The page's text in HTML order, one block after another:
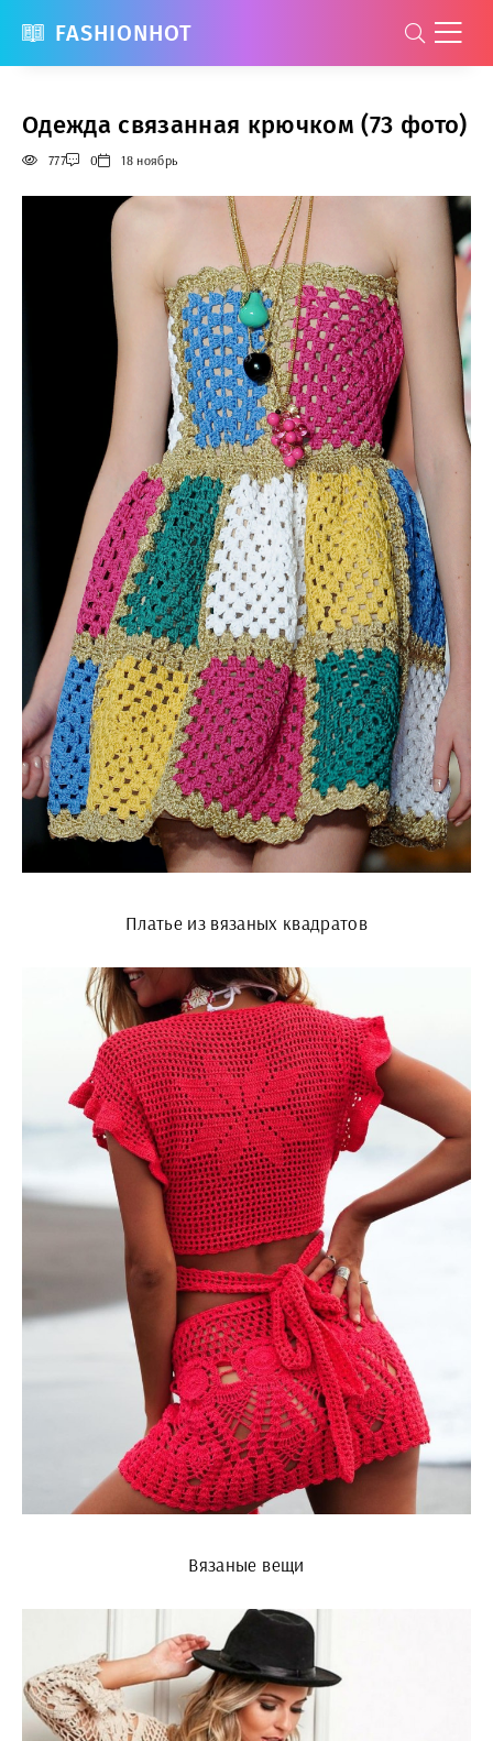
FASHIONHOT
Одежда связанная крючком (73 фото)
777 0 18 ноябрь
Платье из вязаных квадратов
Вязаные вещи